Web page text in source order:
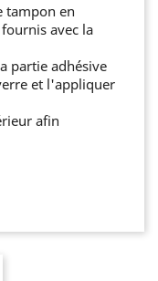
tampon en
avec la
partie adhésive
et l'appliquer
afin